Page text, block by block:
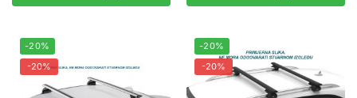
-20%
-20%
-20%
-20%